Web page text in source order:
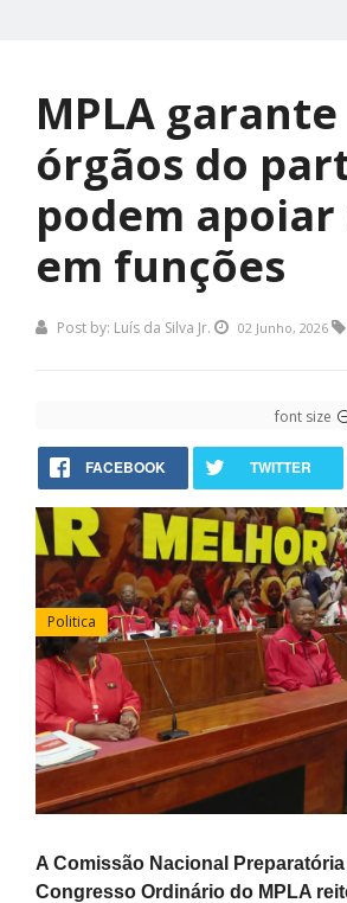
MPLA
órgãos do
podem
em funções
Post by: Luís da Silva Jr. 02 Junho, 2026
font size
FACEBOOK TWITTER
Politica
A Comissão Nacional Preparatória
Congresso Ordinário do MPLA